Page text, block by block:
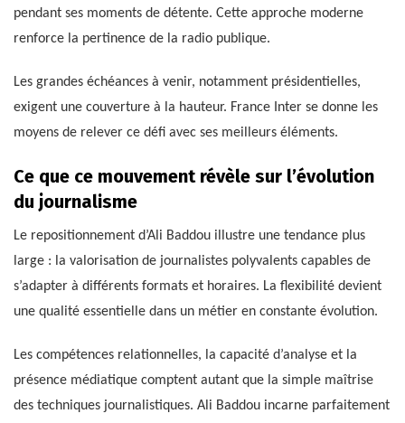
pendant ses moments de détente. Cette approche moderne
renforce la pertinence de la radio publique.
Les grandes échéances à venir, notamment présidentielles,
exigent une couverture à la hauteur. France Inter se donne les
moyens de relever ce défi avec ses meilleurs éléments.
Ce que ce mouvement révèle sur l’évolution
du journalisme
Le repositionnement d’Ali Baddou illustre une tendance plus
large : la valorisation de journalistes polyvalents capables de
s’adapter à différents formats et horaires. La flexibilité devient
une qualité essentielle dans un métier en constante évolution.
Les compétences relationnelles, la capacité d’analyse et la
présence médiatique comptent autant que la simple maîtrise
des techniques journalistiques. Ali Baddou incarne parfaitement